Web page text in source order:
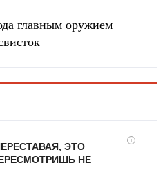
главным оружием
i
ЭТО
НЕ